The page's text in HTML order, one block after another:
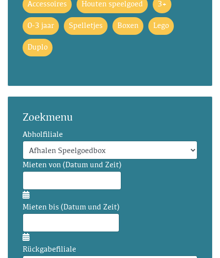
Accessoires Houten speelgoed 3+
0-3 jaar Spelletjes Boxen Lego
Duplo
Zoekmenu
Abholfiliale
Mieten von (Datum und Zeit)
Mieten bis (Datum und Zeit)
Rückgabefiliale